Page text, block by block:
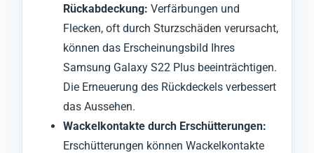
Rückabdeckung: Verfärbungen und
Flecken, oft durch Sturzschäden verursacht,
können das Erscheinungsbild Ihres
Samsung Galaxy S22 Plus beeinträchtigen.
Die Erneuerung des Rückdeckels verbessert
das Aussehen.
Wackelkontakte durch Erschütterungen:
Erschütterungen können Wackelkontakte